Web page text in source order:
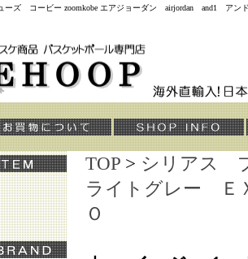
ューズ コービー zoomkobe エアジョーダン airjordan and1
TOP > シリアス
ライトグレー
Ｏ